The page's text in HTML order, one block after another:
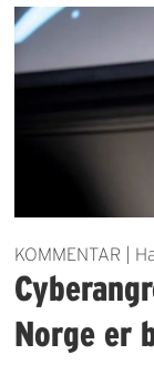
KOMMENTAR |
Norge er